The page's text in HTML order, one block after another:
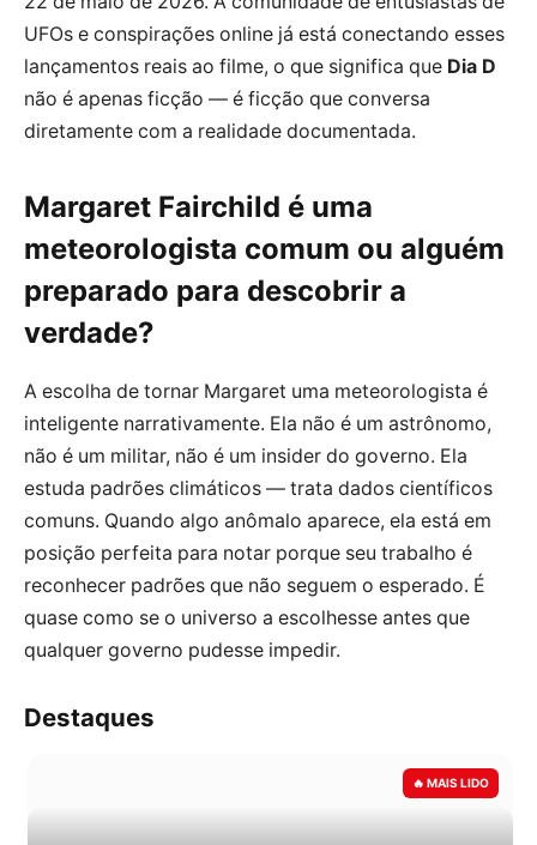
UFOs e conspirações online já está conectando esses
lançamentos reais ao filme, o que significa que Dia D
não é apenas ficção — é ficção que conversa
diretamente com a realidade documentada.
Margaret Fairchild é uma
meteorologista comum ou alguém
preparado para descobrir a
verdade?
A escolha de tornar Margaret uma meteorologista é
inteligente narrativamente. Ela não é um astrônomo,
não é um militar, não é um insider do governo. Ela
estuda padrões climáticos — trata dados científicos
comuns. Quando algo anômalo aparece, ela está em
posição perfeita para notar porque seu trabalho é
reconhecer padrões que não seguem o esperado. É
quase como se o universo a escolhesse antes que
qualquer governo pudesse impedir.
Destaques